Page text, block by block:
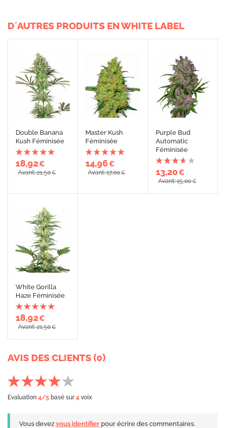
D´AUTRES PRODUITS EN WHITE LABEL
Double Banana
Kush Féminisée
18,92€
Avant: 21,50€
Master Kush
Féminisée
14,96€
Avant: 17,00€
Purple Bud
Automatic
Féminisée
13,20€
Avant: 15,00€
White Gorilla
Haze Féminisée
18,92€
Avant: 21,50€
AVIS DES CLIENTS (0)
Evaluation 4/5 basé sur4 voix
Vous devez vous identifier pour écrire des commentaires.